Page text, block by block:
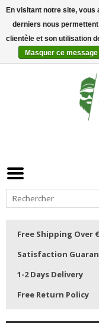
Free Shipping Over
Satisfaction
1-2 Days Delivery
Free Return Policy
En visitant notre site,
derniers nous
clientèle et son utilisation
Masquer ce message